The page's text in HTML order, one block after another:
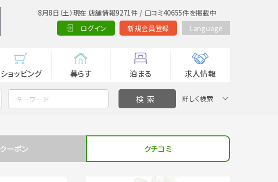
8月8日（土）現在 店舗情報9271件 / 口コミ40655件を掲載中
ログイン
新規会員登録 Language
ショッピング 暮らす 泊まる 求人情報
詳しく検索
クーポン クチコミ